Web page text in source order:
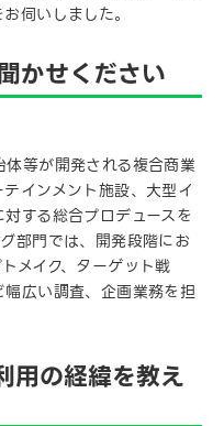
伺いしました。
かせください
等が開発される複合商業
インメント施設、大型イ
する総合プロデュースを
部門では、開発段階にお
メイク、ターゲット戦
広い調査、企画業務を担
の経緯を教え